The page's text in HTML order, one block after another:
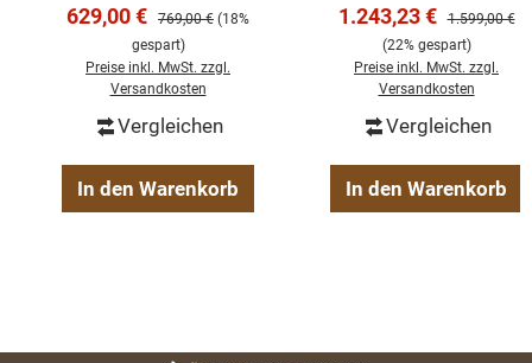
Truhe -mit
Eichenplatte
Verkaufspreis:
629,00 € Regulärer Preis:
769,00 € (18%
gespart)
Preise inkl. MwSt. zzgl.
Versandkosten
Vergleichen
In den Warenkorb
Verkaufspreis:
1.243,23 € Regulärer
1.599,00 €
(22% gespart)
Preise inkl. MwSt. zzgl.
Versandkosten
Vergleichen
In den Warenkorb